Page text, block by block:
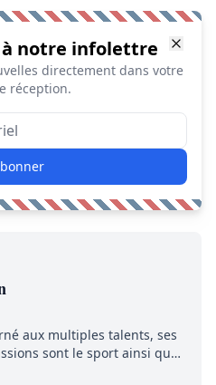
à notre infolettre
directement dans votre
réception.
aux multiples talents, ses
sont le sport ainsi que
belle province et ailleurs. Il